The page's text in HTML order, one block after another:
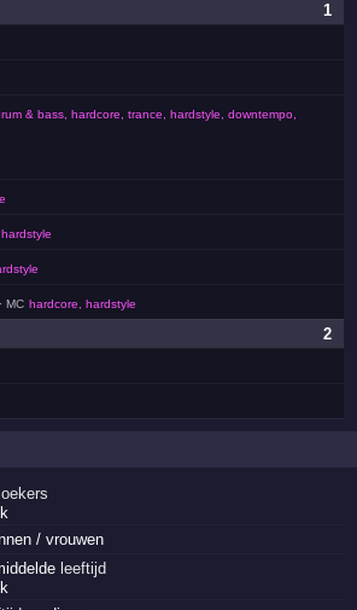
1
& bass, hardcore, trance, hardstyle, downtempo,
· MC hardcore, hardstyle
2
/ vrouwen
leeftijd